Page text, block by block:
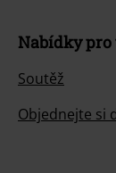
Nabídky pro
Soutěž
Objednejte si